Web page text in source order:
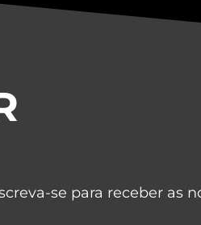
se para receber as